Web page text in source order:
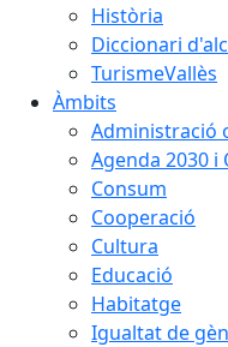
Història
Diccionari
TurismeVallès
Àmbits
Administració
Agenda 2030 i
Consum
Cooperació
Cultura
Educació
Habitatge
Igualtat de